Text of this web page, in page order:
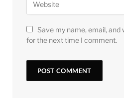
Save my name, email,
for the next time I comment.